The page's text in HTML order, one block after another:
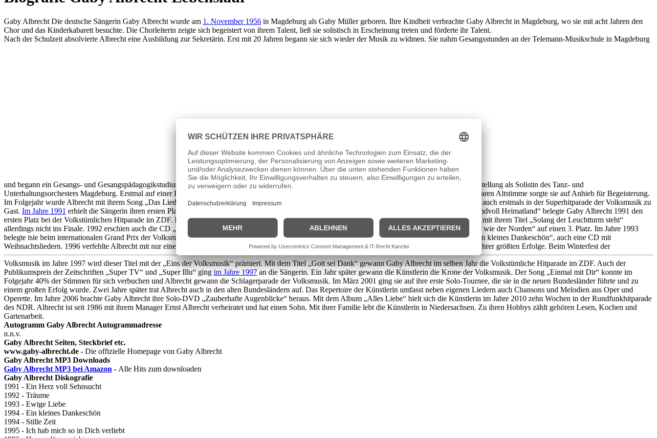
Gaby Albrecht Die deutsche Sängerin Gaby Albrecht wurde am 1. November 1956 in Magdeburg als Gaby Müller geboren. Ihre Kindheit verbrachte Gaby Albrecht in Magdeburg, wo sie mit acht Jahren den
Chor und das Kinderkabarett besuchte. Die Chorleiterin zeigte sich begeistert von ihrem Talent, ließ sie solistisch in Erscheinung treten und förderte ihr Talent.
Nach der Schulzeit absolvierte Albrecht eine Ausbildung zur Sekretärin. Erst mit 20 Jahren begann sie sich wieder der Musik zu widmen. Sie nahm Gesangsstunden an der Telemann-Musikschule in Magdeburg
und begann ein Gesangs- und Gesangspädagogikstudium in Weimar. Erste Erfahrungen in der Unterhaltungsbranche sammelte Albrecht während ihrer Anstellung als Solistin des Tanz- und
Unterhaltungsorchesters Magdeburg. Erstmal auf einer Fernsehbühne stand sie im Jahre 1989 beim Herbert-Roth-Festival in Suhl. Mit ihrer unverwechselbaren Altstimme sorgte sie auf Anhieb für Begeisterung.
Im Folgejahr wurde Albrecht mit ihrem Song „Das Lied der Berge“ in Achims Hitparade zur Musikantenkaiserin gekürt. Im selben Jahr war die Künstlerin auch erstmals in der Superhitparade der Volksmusik zu
Gast. Im Jahre 1991 erhielt die Sängerin ihren ersten Plattenvertrag und es erschien das Debüt-Album „Eine Handvoll Sehnsucht“. Mit dem Titel „Eine Handvoll Heimatland“ belegte Gaby Albrecht 1991 den
ersten Platz bei der Volkstümlichen Hitparade im ZDF. Im Jahr darauf nahm die Sängerin am Vorentscheid zum Grand Prix der Volksmusik teil, schaffte es mit ihrem Titel „Solang der Leuchtturm steht“
allerdings nicht ins Finale. 1992 erschien auch die CD „Träume“ und Albrecht kam mit dem Titel „Im Dorfkrug nebenan“ in der Sendung „Lieder so schön wie der Norden“ auf einen 3. Platz. Im Jahre 1993
belegte tsie beim internationalen Grand Prix der Volksmusik mit dem Titel „Zauberberg“ einen neunten Platz. Im Folgejahr erschien, neben dem Album „Ein kleines Dankeschön“, auch eine CD mit
Weihnachtsliedern. 1996 verfehlte Albrecht mit nur einem Punkt den Sieg beim Grand Prix der Volksmusik. Der Titel „Du bist das Licht“ wurde zu einem ihrer größten Erfolge. Beim Winterfest der
Volksmusik im Jahre 1997 wird dieser Titel mit der „Eins der Volksmusik“ prämiert. Mit dem Titel „Gott sei Dank“ gewann Gaby Albrecht im selben Jahr die Volkstümliche Hitparade im ZDF. Auch der
Publikumspreis der Zeitschriften „Super TV“ und „Super Illu“ ging im Jahre 1997 an die Sängerin. Ein Jahr später gewann die Künstlerin die Krone der Volksmusik. Der Song „Einmal mit Dir“ konnte im
Folgejahr 40% der Stimmen für sich verbuchen und Albrecht gewann die Schlagerparade der Volksmusik. Im März 2001 ging sie auf ihre erste Solo-Tournee, die sie in die neuen Bundesländer führte und zu
einem großen Erfolg wurde. Zwei Jahre später trat Albrecht auch in den alten Bundesländern auf. Das Repertoire der Künstlerin umfasst neben eigenen Liedern auch Chansons und Melodien aus Oper und
Operette. Im Jahre 2006 brachte Gaby Albrecht ihre Solo-DVD „Zauberhafte Augenblicke“ heraus. Mit dem Album „Alles Liebe“ hielt sich die Künstlerin im Jahre 2010 zehn Wochen in der Rundfunkhitparade
des NDR. Albrecht ist seit 1986 mit ihrem Manager Ernst Albrecht verheiratet und hat einen Sohn. Mit ihrer Familie lebt die Künstlerin in Niedersachsen. Zu ihren Hobbys zählt gehören Lesen, Kochen und
Gartenarbeit.
Autogramm Gaby Albrecht Autogrammadresse
n.n.v.
Gaby Albrecht Seiten, Steckbrief etc.
www.gaby-albrecht.de - Die offizielle Homepage von Gaby Albrecht
Gaby Albrecht MP3 Downloads
Gaby Albrecht MP3 bei Amazon - Alle Hits zum downloaden
Gaby Albrecht Diskografie
1991 - Ein Herz voll Sehnsucht
1992 - Träume
1993 - Ewige Liebe
1994 - Ein kleines Dankeschön
1994 - Stille Zeit
1995 - Ich hab mich so in Dich verliebt